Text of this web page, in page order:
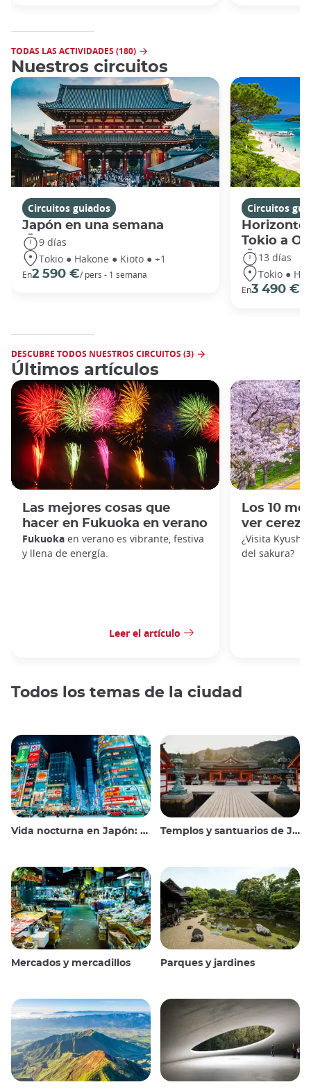
TODAS LAS ACTIVIDADES (180)
Nuestros circuitos
Circuitos guiados
Japón en una semana
9 días
Tokio ● Hakone ● Kioto ● +1
En2 590 €/ pers - 1 semana
Circuitos
Tokio a
13 días
Tokio ●
En3 490 €
DESCUBRE TODOS NUESTROS CIRCUITOS (3)
Últimos artículos
Las mejores cosas que
hacer en Fukuoka en verano
Fukuoka en verano es vibrante, festiva
y llena de energía.
Leer el artículo
Los 10
ver
¿Visita
del sakura?
Todos los temas de la ciudad
Vida nocturna en Japón: salir, ver y beber Templos y santuarios de Japón
Mercados y mercadillos Parques y jardines